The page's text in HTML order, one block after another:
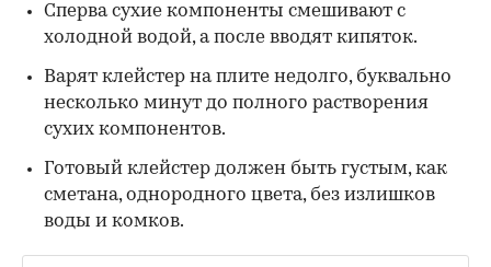
Сперва сухие компоненты смешивают с
холодной водой, а после вводят кипяток.
Варят клейстер на плите недолго, буквально
несколько минут до полного растворения
сухих компонентов.
Готовый клейстер должен быть густым, как
сметана, однородного цвета, без излишков
воды и комков.